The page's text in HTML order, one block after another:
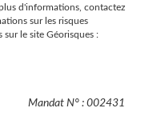
d'informations, contactez
sur les risques
le site Géorisques :
Mandat N° : 002431